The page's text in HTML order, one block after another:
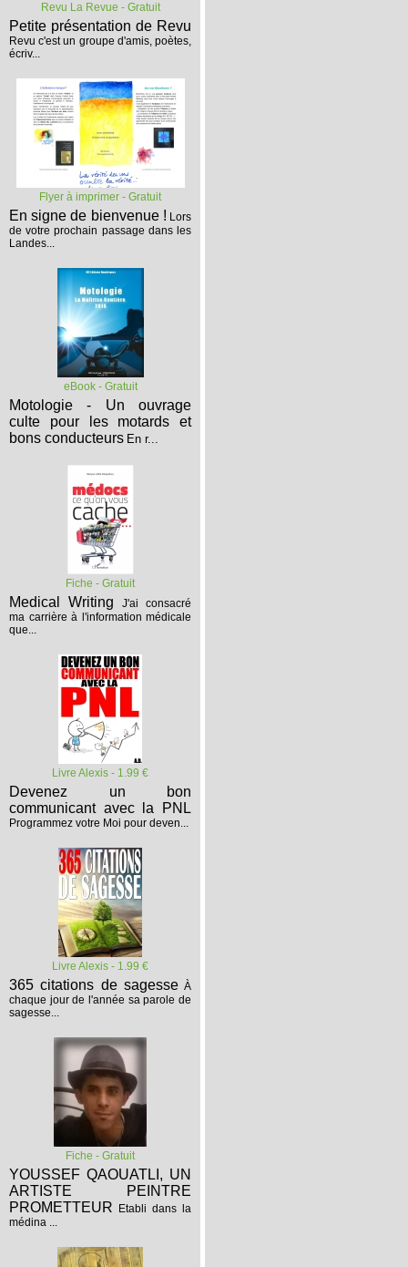
Revu La Revue - Gratuit
Petite présentation de Revu
Revu c'est un groupe d'amis, poètes,
écriv...
Flyer à imprimer - Gratuit
En signe de bienvenue ! Lors
de votre prochain passage dans les
Landes...
eBook - Gratuit
Motologie - Un ouvrage
culte pour les motards et
bons conducteurs En r...
Fiche - Gratuit
Medical Writing
J'ai consacré
ma carrière à l'information médicale
que...
Livre Alexis - 1.99 €
Devenez un bon
communicant avec la PNL
Programmez votre Moi pour deven...
Livre Alexis - 1.99 €
365 citations de sagesse À
chaque jour de l'année sa parole de
sagesse...
Fiche - Gratuit
YOUSSEF QAOUATLI, UN
ARTISTE PEINTRE
PROMETTEUR
Etabli dans la
médina ...